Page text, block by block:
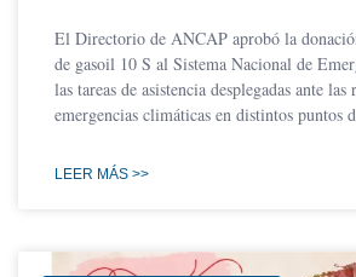
El Directorio de ANCAP aprobó la
de gasoil 10 S al Sistema Nacional de
las tareas de asistencia desplegadas ante las
emergencias climáticas en distintos puntos
LEER MÁS >>